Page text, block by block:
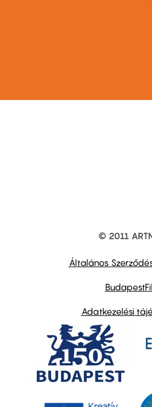
© 2011
Általános
Adatkezelési